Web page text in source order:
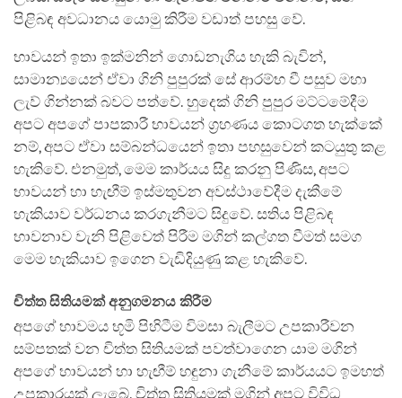
පිළිබඳ අවධානය යොමු කිරීම වඩාත් පහසු වේ.
භාවයන් ඉතා ඉක්මනින් ගොඩනැගිය හැකි බැවින්,
සාමාන්‍යයෙන් ඒවා ගිනි පුපුරක් සේ ආරම්භ වී පසුව මහා
ලැව් ගින්නක් බවට පත්වේ. හුදෙක් ගිනි පුපුර මට්ටමේදීම
අපට අපගේ පාපකාරී භාවයන් ග්‍රහණය කොටගත හැක්කේ
නම්, අපට ඒවා සම්බන්ධයෙන් ඉතා පහසුවෙන් කටයුතු කළ
හැකිවේ. එනමුත්, මෙම කාර්යය සිදු කරනු පිණිස, අපට
භාවයන් හා හැඟීම් ඉස්මතුවන අවස්ථාවේදීම දැකීමේ
හැකියාව වර්ධනය කරගැනීමට සිදුවේ. සතිය පිළිබඳ
භාවනාව වැනි පිළිවෙත් පිරීම මගින් කල්ගත වීමත් සමග
මෙම හැකියාව ඉගෙන වැඩිදියුණු කළ හැකිවේ.
චිත්ත සිතියමක් අනුගමනය කිරීම
අපගේ භාවමය භූමි පිහිටීම විමසා බැලීමට උපකාරීවන
සම්පතක් වන චිත්ත සිතියමක් පවත්වාගෙන යාම මගින්
අපගේ භාවයන් හා හැඟීම් හඳුනා ගැනීමේ කාර්යයට ඉමහත්
උපකාරයක් ලැබේ. චිත්ත සිතියමක් මගින් අපට විවිධ